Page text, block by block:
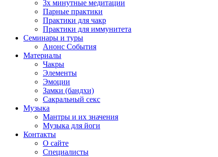
3х минутные медитации
Парные практики
Практики для чакр
Практики для иммунитета
Семинары и туры
Анонс События
Материалы
Чакры
Элементы
Эмоции
Замки (бандхи)
Сакральный секс
Музыка
Мантры и их значения
Музыка для йоги
Контакты
О сайте
Специалисты